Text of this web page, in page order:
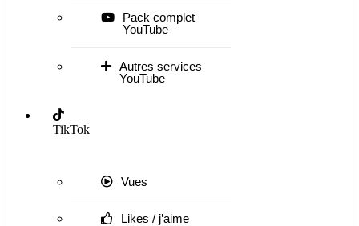
Pack complet
YouTube
Autres services
YouTube
TikTok
Vues
Likes / j’aime